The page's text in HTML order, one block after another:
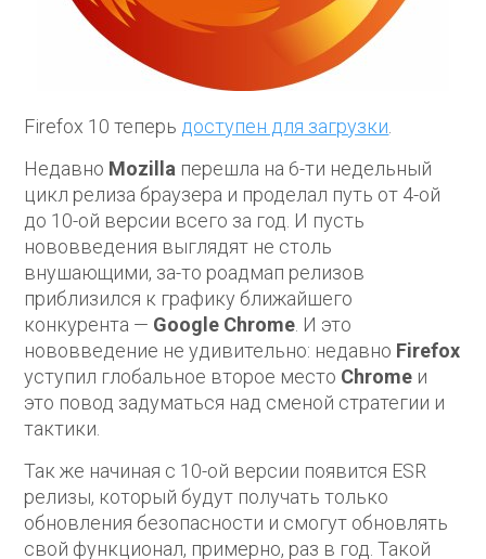
Firefox 10 теперь доступен для загрузки
Недавно Mozilla перешла на 6-ти недельный
цикл релиза браузера и проделал путь от 4-ой
до 10-ой версии всего за год. И пусть
нововведения выглядят не столь
внушающими, за-то роадмап релизов
приблизился к графику ближайшего
конкурента — Google Chrome . И это
нововведение не удивительно: недавно Firefox
уступил глобальное второе место Chromе и
это повод задуматься над сменой стратегии и
тактики.
Так же начиная с 10-ой версии появится ESR
релизы, который будут получать только
обновления безопасности и смогут обновлять
свой функционал, примерно, раз в год. Такой